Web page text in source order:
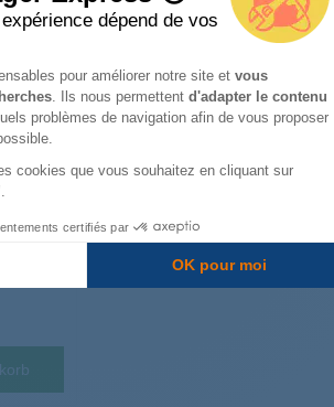
dépend de vos
Gestion du
pour améliorer notre site et vous
. Ils nous permettent d'adapter le contenu
problèmes de navigation afin de vous proposer
cookies que vous souhaitez en cliquant sur
certifiés par
OK pour moi
Axeptio consent